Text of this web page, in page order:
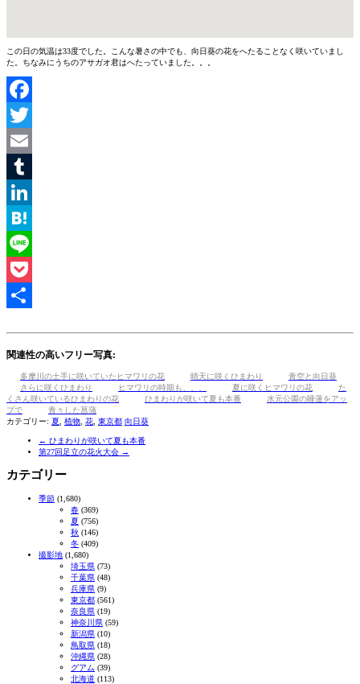
この日の気温は33度でした。こんな暑さの中でも、向日葵の花をへたることなく咲いていまし
た。ちなみにうちのアサガオ君はへたっていました。。。
Facebook
Twitter
Email
Tumblr
LinkedIn
Hatena
Line
Pocket
関連性の高いフリー写真:
多摩川の土手に咲いていたヒマワリの花 晴天に咲くひまわり
青空と向日葵
さらに咲くひまわり
ヒマワリの時期も、、、 夏に咲くヒマワリの花
た
くさん咲いているひまわりの花
ひまわりが咲いて夏も本番
水元公園の睡蓮をアッ
プで
青々した菖蒲
カテゴリー: 夏 植物 花 東京都 向日葵
← ひまわりが咲いて夏も本番
第27回足立の花火大会 →
カテゴリー
季節 (1,680)
春 (369)
夏 (756)
秋 (146)
冬 (409)
撮影地 (1,680)
埼玉県 (73)
千葉県 (48)
兵庫県 (9)
東京都 (561)
奈良県 (19)
神奈川県 (59)
新潟県 (10)
鳥取県 (18)
沖縄県 (28)
グアム (39)
北海道 (113)